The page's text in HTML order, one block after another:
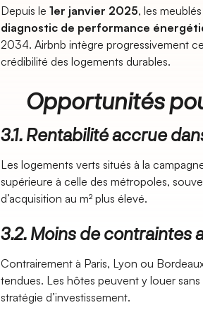
Depuis le 1er janvier 2025, les
diagnostic de performance
2034. Airbnb intègre progressivement
crédibilité des logements durables.
Opportunités
3.1. Rentabilité accrue
Les logements verts situés à la
supérieure à celle des métropoles,
d’acquisition au m² plus élevé.
3.2. Moins de contraintes
Contrairement à Paris, Lyon ou
tendues. Les hôtes peuvent y louer
stratégie d’investissement.